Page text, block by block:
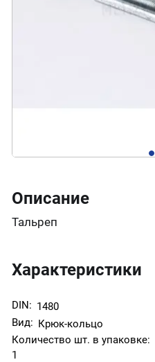
Описание
Тальреп
Характеристики
DIN: 1480
Вид: Крюк-кольцо
Количество шт. в упаковке:
1